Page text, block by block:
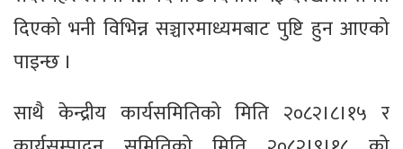
दिएको भनी विभिन्न सञ्चारमाध्यमबाट पुष्टि हुन आएको
पाइन्छ ।
साथै केन्द्रीय कार्यसमितिको मिति २०८२।८।१५ र